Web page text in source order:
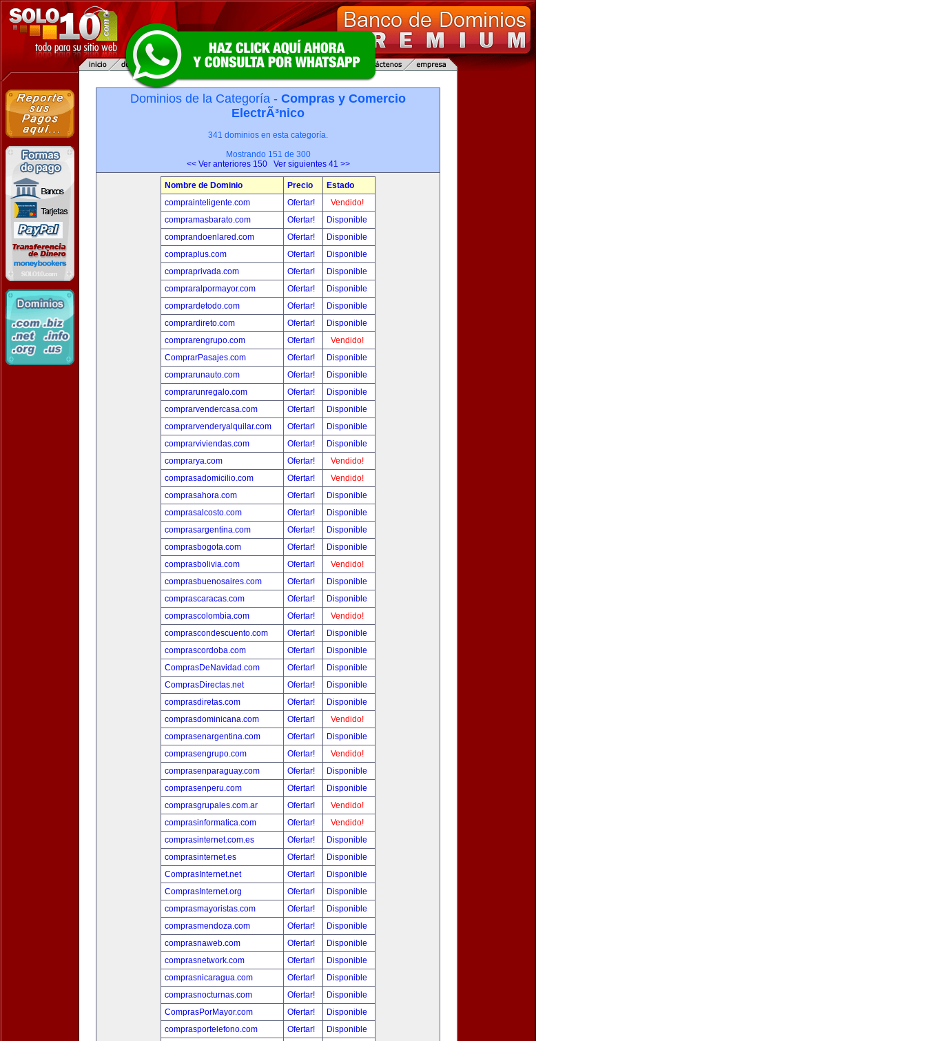
Dominios de la Categoría - Compras y Comercio
ElectrÃ³nico
341 dominios en esta categoría.
Mostrando 151 de 300
<< Ver anteriores 150
Ver siguientes 41 >>
Nombre de Dominio Precio
Estado
comprainteligente.com
Ofertar!
Vendido!
compramasbarato.com
Ofertar!
Disponible
comprandoenlared.com
Ofertar!
Disponible
compraplus.com
Ofertar!
Disponible
compraprivada.com
Ofertar!
Disponible
compraralpormayor.com
Ofertar!
Disponible
comprardetodo.com
Ofertar!
Disponible
comprardireto.com
Ofertar!
Disponible
comprarengrupo.com
Ofertar!
Vendido!
ComprarPasajes.com
Ofertar!
Disponible
comprarunauto.com
Ofertar!
Disponible
comprarunregalo.com
Ofertar!
Disponible
comprarvendercasa.com
Ofertar!
Disponible
comprarvenderyalquilar.com
Ofertar!
Disponible
comprarviviendas.com
Ofertar!
Disponible
comprarya.com
Ofertar!
Vendido!
comprasadomicilio.com
Ofertar!
Vendido!
comprasahora.com
Ofertar!
Disponible
comprasalcosto.com
Ofertar!
Disponible
comprasargentina.com
Ofertar!
Disponible
comprasbogota.com
Ofertar!
Disponible
comprasbolivia.com
Ofertar!
Vendido!
comprasbuenosaires.com
Ofertar!
Disponible
comprascaracas.com
Ofertar!
Disponible
comprascolombia.com
Ofertar!
Vendido!
comprascondescuento.com
Ofertar!
Disponible
comprascordoba.com
Ofertar!
Disponible
ComprasDeNavidad.com
Ofertar!
Disponible
ComprasDirectas.net
Ofertar!
Disponible
comprasdiretas.com
Ofertar!
Disponible
comprasdominicana.com
Ofertar!
Vendido!
comprasenargentina.com
Ofertar!
Disponible
comprasengrupo.com
Ofertar!
Vendido!
comprasenparaguay.com
Ofertar!
Disponible
comprasenperu.com
Ofertar!
Disponible
comprasgrupales.com.ar
Ofertar!
Vendido!
comprasinformatica.com
Ofertar!
Vendido!
comprasinternet.com.es
Ofertar!
Disponible
comprasinternet.es
Ofertar!
Disponible
ComprasInternet.net
Ofertar!
Disponible
ComprasInternet.org
Ofertar!
Disponible
comprasmayoristas.com
Ofertar!
Disponible
comprasmendoza.com
Ofertar!
Disponible
comprasnaweb.com
Ofertar!
Disponible
comprasnetwork.com
Ofertar!
Disponible
comprasnicaragua.com
Ofertar!
Disponible
comprasnocturnas.com
Ofertar!
Disponible
ComprasPorMayor.com
Ofertar!
Disponible
comprasportelefono.com
Ofertar!
Disponible